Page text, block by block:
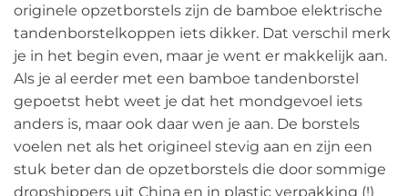
originele opzetborstels zijn de bamboe elektrische
tandenborstelkoppen iets dikker. Dat verschil merk
je in het begin even, maar je went er makkelijk aan.
Als je al eerder met een bamboe tandenborstel
gepoetst hebt weet je dat het mondgevoel iets
anders is, maar ook daar wen je aan. De borstels
voelen net als het origineel stevig aan en zijn een
stuk beter dan de opzetborstels die door sommige
dropshippers uit China en in plastic verpakking (!)